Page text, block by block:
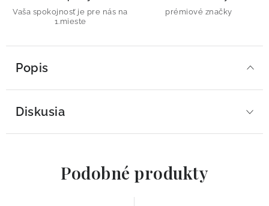
Vaša spokojnosť je pre nás na
1.mieste
prémiové značky
Popis
Diskusia
Podobné produkty